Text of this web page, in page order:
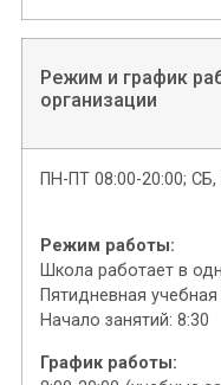
Режим и график
организации
ПН-ПТ 08:00-20:00;
Режим работы:
Школа работает в
Пятидневная
Начало занятий: 8:30
График работы: